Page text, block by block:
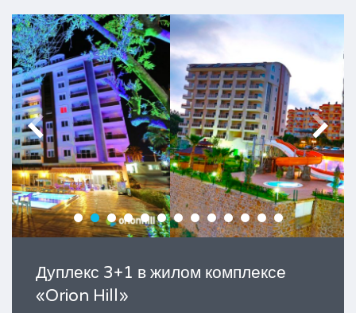
Дуплекс 3+1 в жилом комплексе
«Orion Hill»